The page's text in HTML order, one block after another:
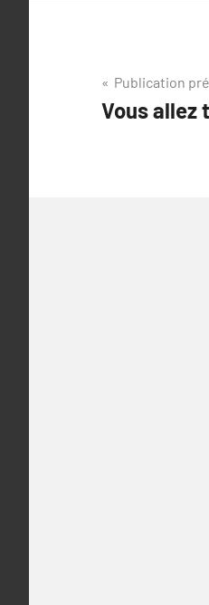
de
Publication
Vous allez